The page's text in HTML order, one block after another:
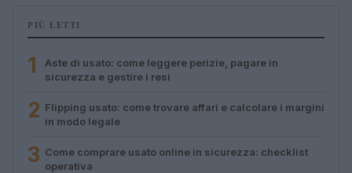
PIÙ LETTI
1
Aste di usato: come leggere perizie, pagare in
sicurezza e gestire i resi
2 Flipping usato: come trovare affari e calcolare i margini
in modo legale
3 Come comprare usato online in sicurezza: checklist
operativa